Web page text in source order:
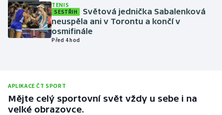
Parasport
Plavání
Ragby
Rychlobruslení
TENIS
SESTŘIH
Světová jednička Sabalenková
neuspěla ani v Torontu a končí v
osmifinále
Před 4 hod
APLIKACE ČT SPORT
Mějte celý sportovní svět vždy u sebe i na
velké obrazovce.